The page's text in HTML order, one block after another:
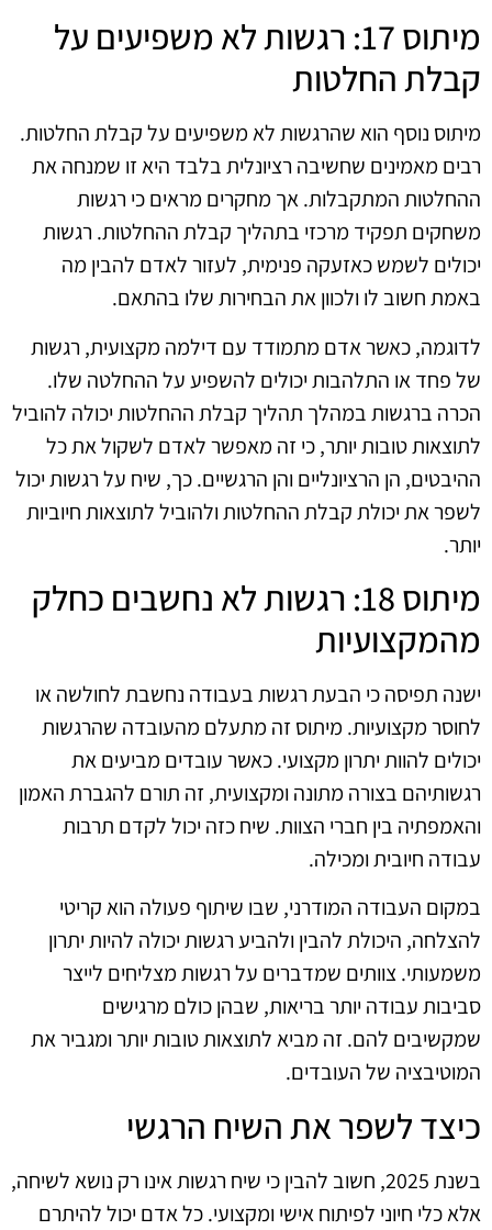
מיתוס 17: רגשות לא משפיעים על
קבלת החלטות
מיתוס נוסף הוא שהרגשות לא משפיעים על קבלת החלטות.
רבים מאמינים שחשיבה רציונלית בלבד היא זו שמנחה את
ההחלטות המתקבלות. אך מחקרים מראים כי רגשות
משחקים תפקיד מרכזי בתהליך קבלת ההחלטות. רגשות
יכולים לשמש כאזעקה פנימית, לעזור לאדם להבין מה
באמת חשוב לו ולכוון את הבחירות שלו בהתאם.
לדוגמה, כאשר אדם מתמודד עם דילמה מקצועית, רגשות
של פחד או התלהבות יכולים להשפיע על ההחלטה שלו.
הכרה ברגשות במהלך תהליך קבלת ההחלטות יכולה להוביל
לתוצאות טובות יותר, כי זה מאפשר לאדם לשקול את כל
ההיבטים, הן הרציונליים והן הרגשיים. כך, שיח על רגשות יכול
לשפר את יכולת קבלת ההחלטות ולהוביל לתוצאות חיוביות
יותר.
מיתוס 18: רגשות לא נחשבים כחלק
מהמקצועיות
ישנה תפיסה כי הבעת רגשות בעבודה נחשבת לחולשה או
לחוסר מקצועיות. מיתוס זה מתעלם מהעובדה שהרגשות
יכולים להוות יתרון מקצועי. כאשר עובדים מביעים את
רגשותיהם בצורה מתונה ומקצועית, זה תורם להגברת האמון
והאמפתיה בין חברי הצוות. שיח כזה יכול לקדם תרבות
עבודה חיובית ומכילה.
במקום העבודה המודרני, שבו שיתוף פעולה הוא קריטי
להצלחה, היכולת להבין ולהביע רגשות יכולה להיות יתרון
משמעותי. צוותים שמדברים על רגשות מצליחים לייצר
סביבות עבודה יותר בריאות, שבהן כולם מרגישים
שמקשיבים להם. זה מביא לתוצאות טובות יותר ומגביר את
המוטיבציה של העובדים.
כיצד לשפר את השיח הרגשי
בשנת 2025, חשוב להבין כי שיח רגשות אינו רק נושא לשיחה,
אלא כלי חיוני לפיתוח אישי ומקצועי. כל אדם יכול להיתרם